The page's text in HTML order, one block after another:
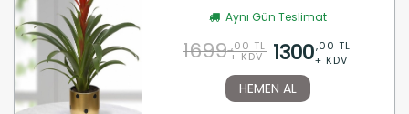
Aynı Gün Teslimat
1699 ,00 TL
+ KDV 1300,00 TL
+ KDV
HEMEN AL